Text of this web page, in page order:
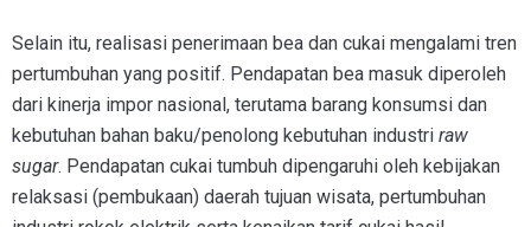
Selain itu, realisasi penerimaan bea dan cukai mengalami tren
pertumbuhan yang positif. Pendapatan bea masuk diperoleh
dari kinerja impor nasional, terutama barang konsumsi dan
kebutuhan bahan baku/penolong kebutuhan industri raw
sugar. Pendapatan cukai tumbuh dipengaruhi oleh kebijakan
relaksasi (pembukaan) daerah tujuan wisata, pertumbuhan